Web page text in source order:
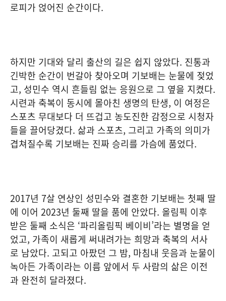
로피가 얹어진 순간이다.
하지만 기대와 달리 출산의 길은 쉽지 않았다. 진통과
긴박한 순간이 번갈아 찾아오며 기보배는 눈물에 젖었
고, 성민수 역시 흔들림 없는 응원으로 그 옆을 지켰다.
시련과 축복이 동시에 몰아친 생명의 탄생, 이 여정은
스포츠 무대보다 더 뜨겁고 농도진한 감정으로 시청자
들을 끌어당겼다. 삶과 스포츠, 그리고 가족의 의미가
겹쳐질수록 기보배는 진짜 승리를 가슴에 품었다.
2017년 7살 연상인 성민수와 결혼한 기보배는 첫째 딸
에 이어 2023년 둘째 딸을 품에 안았다. 올림픽 이후
받은 둘째 소식은 ‘파리올림픽 베이비’라는 별명을 얻
었고, 가족이 새롭게 써내려가는 희망과 축복의 서사
로 남았다. 고되고 아팠던 그 밤, 마침내 웃음과 눈물이
녹아든 가족이라는 이름 앞에서 두 사람의 삶은 이전
과 완전히 달라졌다.